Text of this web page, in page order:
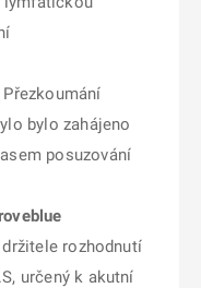
bylo zahájeno
posuzování
rozhodnutí
určený k akutní